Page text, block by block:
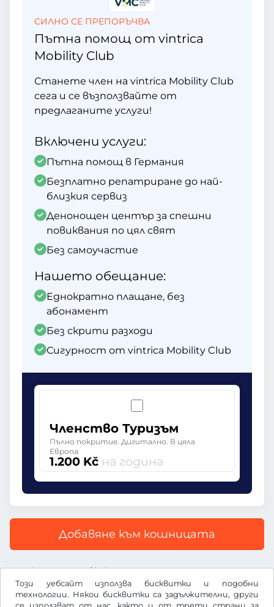
Този уебсайт използва бисквитки и подобни
технологии. Някои бисквитки са задължителни, други
СИЛНО СЕ ПРЕПОРЪЧВА
Пътна помощ от vintrica
Mobility Club
Станете член на vintrica Mobility Club
сега и се възползвайте от
предлаганите услуги!
Включени услуги:
Пътна помощ в Германия
Безплатно репатриране до най-
близкия сервиз
Денонощен център за спешни
повиквания по цял свят
Без самоучастие
Нашето обещание:
Еднократно плащане, без
абонамент
Без скрити разходи
Сигурност от vintrica Mobility Club
Членство Туризъм
Пълно покритие. Дигитално. В цяла
Европа
1.200 Kč на година
Добавяне към кошницата
Всички цени са с включен ДДС